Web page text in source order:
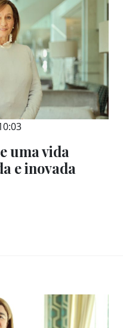
uma vida
e inovada